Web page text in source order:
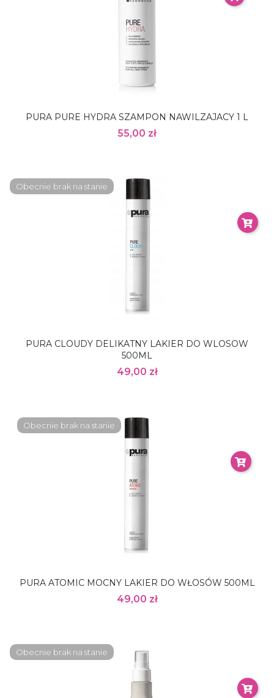
PURA PURE HYDRA SZAMPON NAWILZAJACY 1 L
55,00 zł
PURA CLOUDY DELIKATNY LAKIER DO WLOSOW
500ML
49,00 zł
Obecnie brak na stanie
PURA ATOMIC MOCNY LAKIER DO WŁOSÓW 500ML
49,00 zł
Obecnie brak na stanie
Obecnie brak na stanie